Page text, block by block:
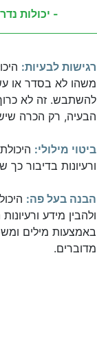
- יכולות
רגישות לבעיות:
משהו לא בסדר או
להשתבש. זה לא
הבעיה, רק הכרה
ביטוי מילולי:
ורעיונות בדיבור כך
הבנה בעל פה:
ולהבין מידע
באמצעות מילים
מדוברים.